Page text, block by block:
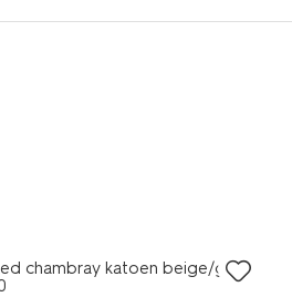
chambray katoen beige/goud